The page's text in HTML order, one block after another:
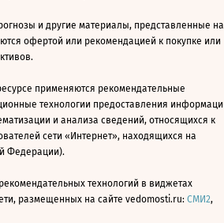
и другие материалы, представленные на
офертой или рекомендацией к покупке или
применяются рекомендательные
технологии предоставления
и анализа сведений, относящихся к
сети «Интернет», находящихся на
Федерации).
технологий в виджетах
размещенных на сайте vedomosti.ru: СМИ2,